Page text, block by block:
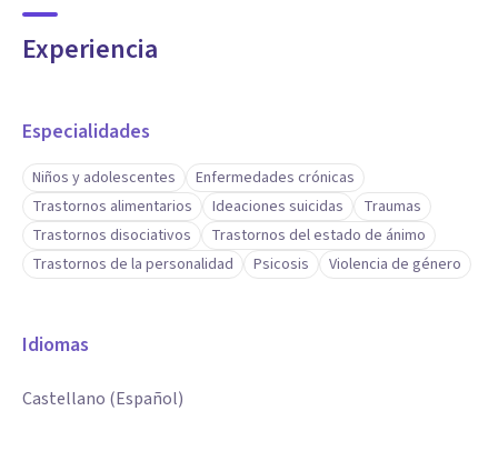
Experiencia
Especialidades
Niños y adolescentes
Enfermedades crónicas
Trastornos alimentarios
Ideaciones suicidas
Traumas
Trastornos disociativos
Trastornos del estado de ánimo
Trastornos de la personalidad
Psicosis Violencia de género
Idiomas
Castellano (Español)